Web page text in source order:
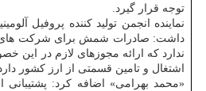
توجه قرار گیرد.
نماینده انجمن تولید کننده پروفیل
داشت: صادرات شمش برای شرکت های
ندارد که ارائه مجوزهای لازم در
اشتغال و تامین قسمتی از ارز کشور
«محمد بهرامی» اضافه کرد: پشتیبانی